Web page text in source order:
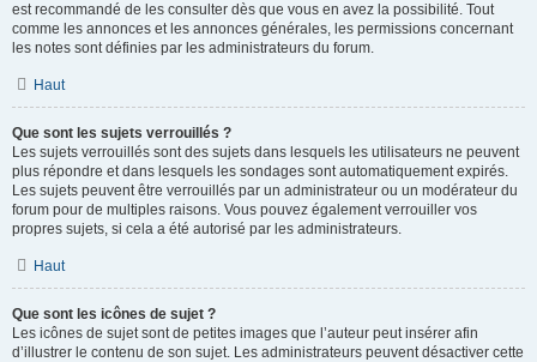
est recommandé de les consulter dès que vous en avez la possibilité. Tout
comme les annonces et les annonces générales, les permissions concernant
les notes sont définies par les administrateurs du forum.
Haut
Que sont les sujets verrouillés ?
Les sujets verrouillés sont des sujets dans lesquels les utilisateurs ne peuvent
plus répondre et dans lesquels les sondages sont automatiquement expirés.
Les sujets peuvent être verrouillés par un administrateur ou un modérateur du
forum pour de multiples raisons. Vous pouvez également verrouiller vos
propres sujets, si cela a été autorisé par les administrateurs.
Haut
Que sont les icônes de sujet ?
Les icônes de sujet sont de petites images que l’auteur peut insérer afin
d’illustrer le contenu de son sujet. Les administrateurs peuvent désactiver cette